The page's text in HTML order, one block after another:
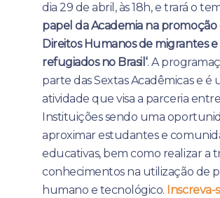
dia 29 de abril, às 18h, e trará o
papel da Academia na promoção
Direitos Humanos de migrantes e
refugiados no Brasil ‘. A
parte das Sextas Acadêmicas e é
atividade que visa a parceria
Instituições sendo uma
aproximar estudantes e
educativas, bem como realizar a
conhecimentos na utilização de
humano e tecnológico. Inscreva-